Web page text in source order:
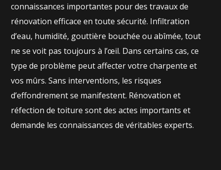
connaissances importantes pour des travaux de
rénovation efficace en toute sécurité. Infiltration
d’eau, humidité, gouttière bouchée ou abîmée, tout
ne se voit pas toujours à l’œil. Dans certains cas, ce
type de problème peut affecter votre charpente et
vos mûrs. Sans interventions, les risques
d’effondrement se manifestent. Rénovation et
réfection de toiture sont des actes importants et
demande les connaissances de véritables experts.